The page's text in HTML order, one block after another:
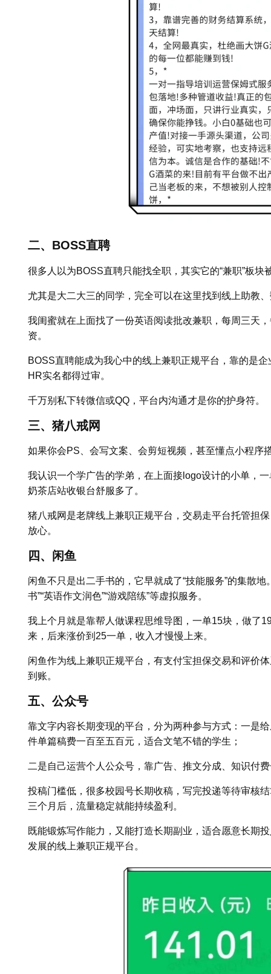
二、BOSS直聘
很多人以为BOSS直聘只能找全职，其实它的“兼职”板块
尤其是大二大三的同学，完全可以在这里找到线上助教
我闺蜜就在上面找了一份英语阅读批改兼职，每周三天
资。
BOSS直聘能成为我心中的线上兼职正规平台，靠的是
HR实名都得过审。
千万别私下转微信或QQ，平台内沟通才是你的护身符。
三、猪八戒网
如果你会PS、会写文案、会剪短视频，甚至懂点小程序
我认识一个学广告的学弟，在上面接logo设计的小单，
奶茶店站收银台舒服多了。
猪八戒网是老牌线上兼职正规平台，交易走平台托管担
放心。
四、闲鱼
闲鱼不只是出二手书的，它早就成了“技能服务”的集散地
书”“英语作文润色”“游戏陪练”等虚拟服务。
我上个月就是靠帮人做课程思维导图，一单15块，做了
来，后来涨价到25一单，收入才慢慢上来。
闲鱼作为线上兼职正规平台，有支付宝担保交易和评价
到账。
五、公众号
靠文字内容长期变现的平台，分为两种参与方式：一是
件单篇稿费一百至五百元，适合文笔不错的学生；
二是自己运营个人公众号，靠广告、推文分成、知识付
投稿门槛低，很多校园号长期收稿，写完投递等待审核
三个月后，流量稳定就能持续盈利。
既能锻炼写作能力，又能打造长期副业，适合愿意长期
发展的线上兼职正规平台。